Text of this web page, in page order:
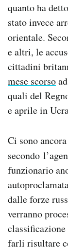
Hai
Esci
quanto ha
stato invece
orientale.
e altri, le
cittadini
mese scorso
quali del
e aprile in
Ci sono
secondo
funzionario
dalle forze
verranno
farli risultare